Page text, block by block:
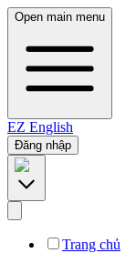
Open main menu
EZ English
Đăng nhập
Trang chủ